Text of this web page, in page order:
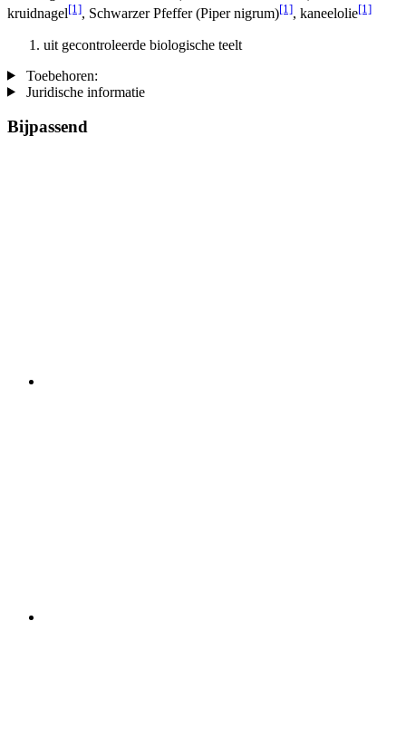
kruidnagel[1], Schwarzer Pfeffer (Piper nigrum)[1], kaneelolie[1]
uit gecontroleerde biologische teelt
Toebehoren:
Juridische informatie
Bijpassend